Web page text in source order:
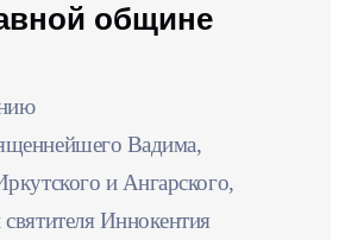
общине
Вадима,
и Ангарского,
Иннокентия